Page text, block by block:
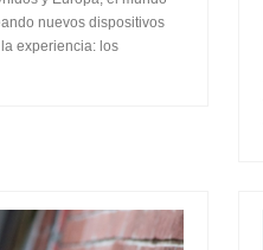
y Europa, el mundo
nuevos dispositivos
experiencia: los